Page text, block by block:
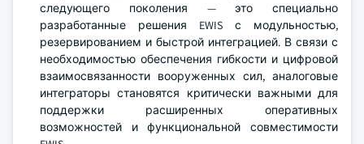
следующего поколения — это специально
разработанные решения EWIS с модульностью,
резервированием и быстрой интеграцией. В связи с
необходимостью обеспечения гибкости и цифровой
взаимосвязанности вооруженных сил, аналоговые
интеграторы становятся критически важными для
поддержки расширенных оперативных
возможностей и функциональной совместимости